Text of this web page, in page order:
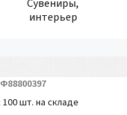
Сувениры,
интерьер
100 шт. на складе